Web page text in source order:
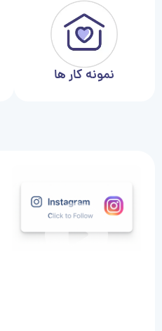
نمونه کار ها